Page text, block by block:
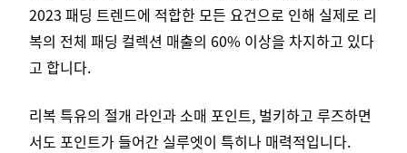
2023 패딩 트렌드에 적합한 모든 요건으로 인해 실제로 리
복의 전체 패딩 컬렉션 매출의 60% 이상을 차지하고 있다
고 합니다.
리복 특유의 절개 라인과 소매 포인트, 벌키하고 루즈하면
서도 포인트가 들어간 실루엣이 특히나 매력적입니다.